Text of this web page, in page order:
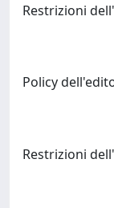
Restrizioni
Policy
Restrizioni